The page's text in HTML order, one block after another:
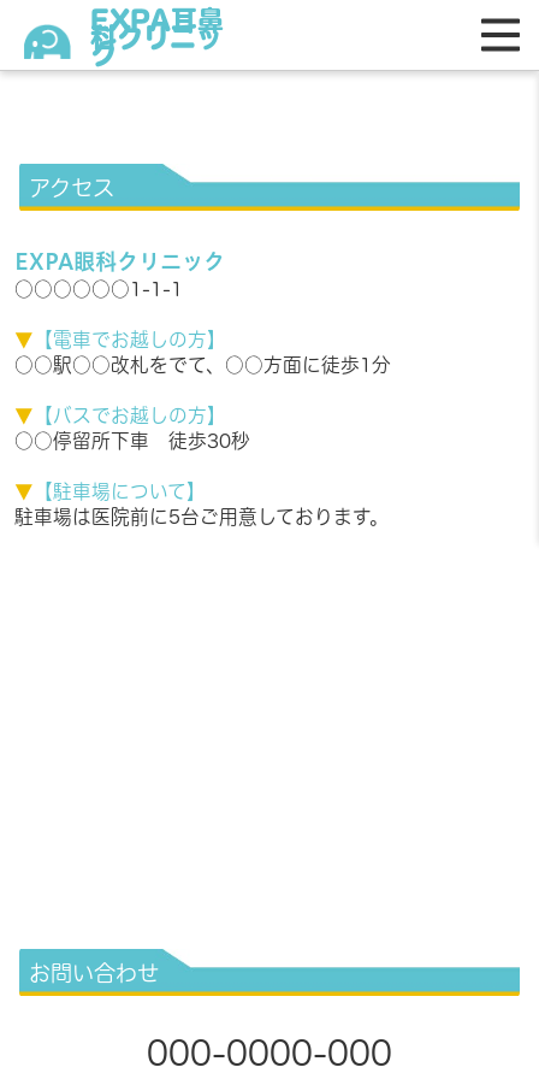
EXPA耳鼻
科クリニッ
ク
アクセス
EXPA眼科クリニック
○○○○○○1-1-1
▼ 【電車でお越しの方】
○○駅○○改札をでて、○○方面に徒歩1分
▼ 【バスでお越しの方】
○○停留所下車 徒歩30秒
▼ 【駐車場について】
駐車場は医院前に5台ご用意しております。
お問い合わせ
000-0000-000